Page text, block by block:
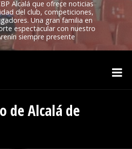
Alcalá que ofrece noticias
del club, competiciones,
Una gran familia en
espectacular con nuestro
siempre presente
de Alcalá de